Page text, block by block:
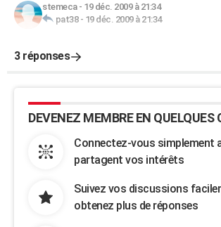
stemeca- 19 déc. 2009 à 21:34
pat38- 19 déc. 2009 à 21:34
3 réponses
DEVENEZ MEMBRE EN QUELQUES
Connectez-vous simplement
partagent vos intérêts
Suivez vos discussions
obtenez plus de réponses